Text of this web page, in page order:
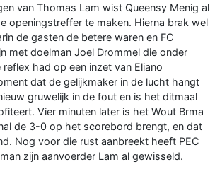
van Thomas Lam wist Queensy Menig al
openingstreffer te maken. Hierna brak wel
de gasten de betere waren en FC
met doelman Joel Drommel die onder
had op een inzet van Eliano
dat de gelijkmaker in de lucht hangt
gruwelijk in de fout en is het ditmaal
Vier minuten later is het Wout Brma
de 3-0 op het scorebord brengt, en dat
Nog voor die rust aanbreekt heeft PEC
zijn aanvoerder Lam al gewisseld.